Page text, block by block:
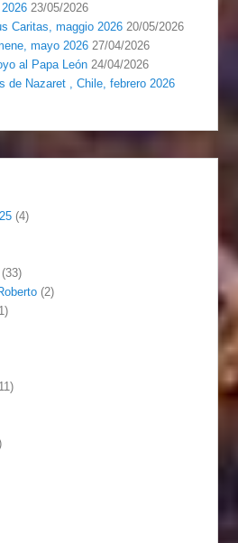
23/05/2026
Caritas, maggio 2026 20/05/2026
mayo 2026 27/04/2026
al Papa León 24/04/2026
de Nazaret , Chile, febrero 2026
(4)
(2)